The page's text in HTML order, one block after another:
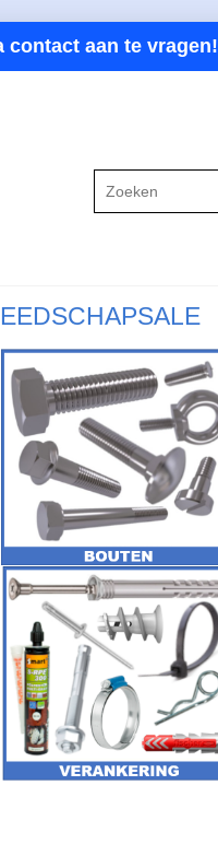
contact aan te vragen!
SALE